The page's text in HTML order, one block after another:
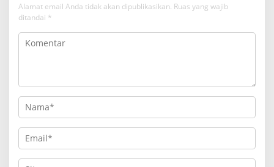
Alamat email Anda tidak akan dipublikasikan. Ruas yang wajib
ditandai *